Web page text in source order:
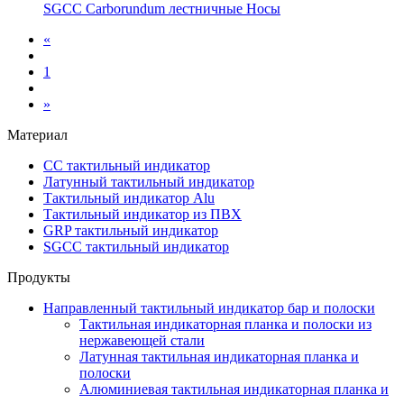
SGCC Carborundum лестничные Носы
«
1
»
Материал
СС тактильный индикатор
Латунный тактильный индикатор
Тактильный индикатор Alu
Тактильный индикатор из ПВХ
GRP тактильный индикатор
SGCC тактильный индикатор
Продукты
Направленный тактильный индикатор бар и полоски
Тактильная индикаторная планка и полоски из
нержавеющей стали
Латунная тактильная индикаторная планка и
полоски
Алюминиевая тактильная индикаторная планка и